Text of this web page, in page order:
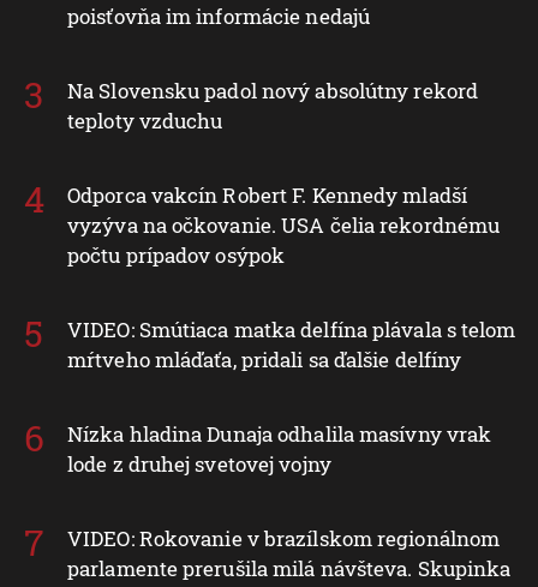
poisťovňa im informácie nedajú
Na Slovensku padol nový absolútny rekord
teploty vzduchu
Odporca vakcín Robert F. Kennedy mladší
vyzýva na očkovanie. USA čelia rekordnému
počtu prípadov osýpok
VIDEO: Smútiaca matka delfína plávala s telom
mŕtveho mláďaťa, pridali sa ďalšie delfíny
Nízka hladina Dunaja odhalila masívny vrak
lode z druhej svetovej vojny
VIDEO: Rokovanie v brazílskom regionálnom
parlamente prerušila milá návšteva. Skupinka